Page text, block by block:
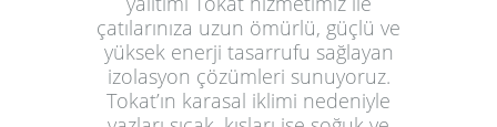
çatılarınıza uzun ömürlü, güçlü ve
yüksek enerji tasarrufu sağlayan
izolasyon çözümleri sunuyoruz.
Tokat’ın karasal iklimi nedeniyle